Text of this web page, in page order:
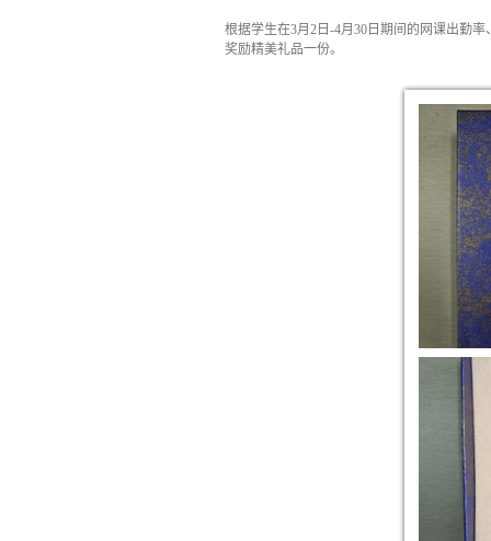
根据学生在3月2日-4月30日期间的网课出勤
奖励精美礼品一份。